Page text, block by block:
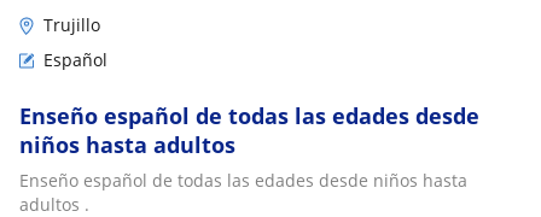
Trujillo
Español
Enseño español de todas las edades desde
niños hasta adultos
Enseño español de todas las edades desde niños hasta
adultos .